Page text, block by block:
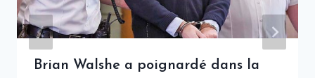
Brian Walshe a poignardé dans la